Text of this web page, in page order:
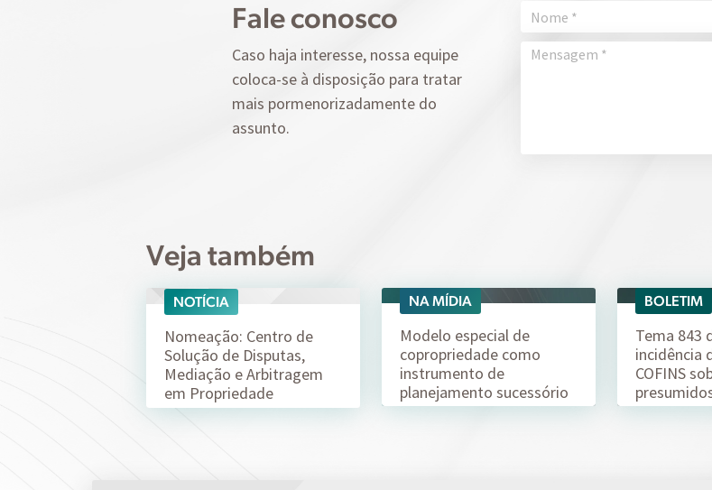
Fale conosco
Caso haja interesse, nossa equipe
coloca-se à disposição para tratar
mais pormenorizadamente do
assunto.
Veja também
07/08
NOTÍCIA
Nomeação: Centro de
Solução de Disputas,
Mediação e Arbitragem
em Propriedade
Intelectual da ABPI (CSD-
06/08
NA MÍDIA
Modelo especial de
copropriedade como
instrumento de
planejamento sucessório
04/08
BOLETIM
Tema 843
incidência
COFINS